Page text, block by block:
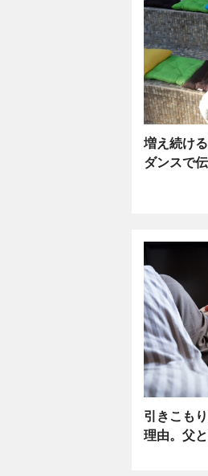
増え続け
ダンスで
引きこも
理由。父